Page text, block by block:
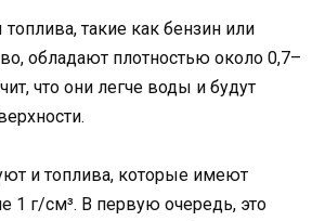
такие как бензин или
обладают плотностью около 0,7–
что они легче воды и будут
и топлива, которые имеют
1 г/см³. В первую очередь, это